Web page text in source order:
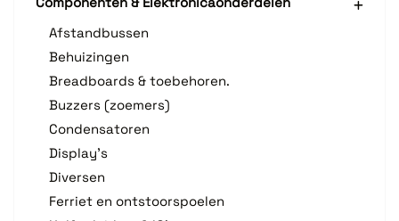
Afstandbussen
Behuizingen
Breadboards & toebehoren.
Buzzers (zoemers)
Condensatoren
Display's
Diversen
Ferriet en ontstoorspoelen